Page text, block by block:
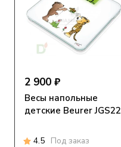
2 900 ₽
Весы напольные
детские Beurer JGS22
4.5 Под заказ